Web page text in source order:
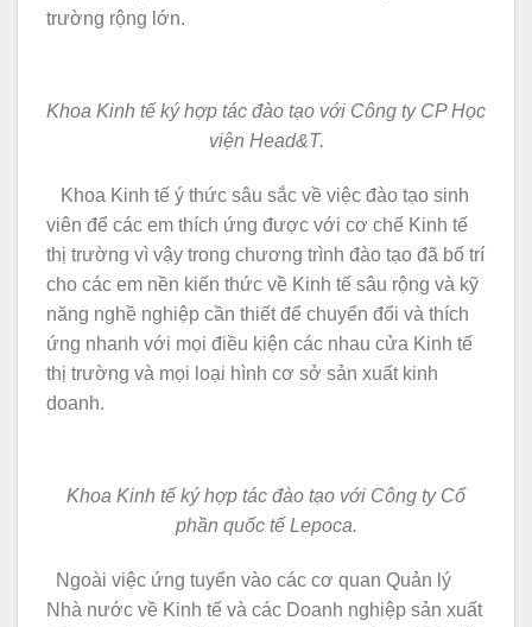
trường rộng lớn.
Khoa Kinh tế ký hợp tác đào tạo với Công ty CP Học
viện Head&T.
Khoa Kinh tế ý thức sâu sắc về việc đào tạo sinh
viên để các em thích ứng được với cơ chế Kinh tế
thị trường vì vậy trong chương trình đào tạo đã bố trí
cho các em nền kiến thức về Kinh tế sâu rộng và kỹ
năng nghề nghiệp cần thiết để chuyển đổi và thích
ứng nhanh với mọi điều kiện các nhau cửa Kinh tế
thị trường và mọi loại hình cơ sở sản xuất kinh
doanh.
Khoa Kinh tế ký hợp tác đào tạo với Công ty Cổ
phần quốc tế Lepoca.
Ngoài việc ứng tuyển vào các cơ quan Quản lý
Nhà nước về Kinh tế và các Doanh nghiệp sản xuất